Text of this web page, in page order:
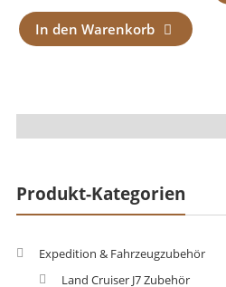
In den Warenkorb
Produkt-Kategorien
Expedition & Fahrzeugzubehör
Land Cruiser J7 Zubehör